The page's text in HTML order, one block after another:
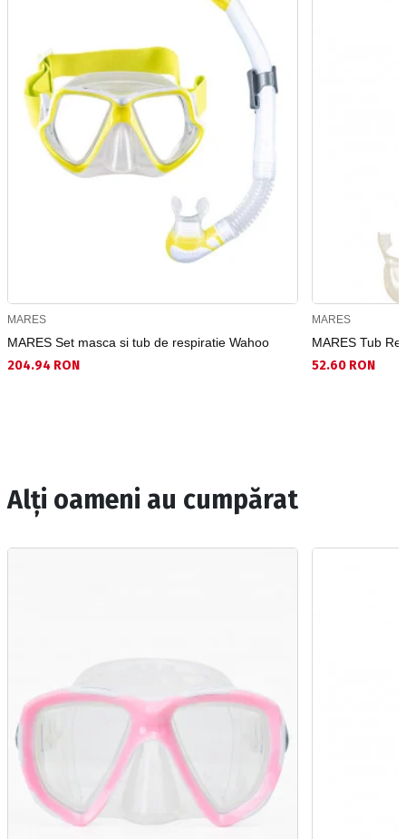
MARES
MARES Set masca si tub de respiratie Wahoo
204.94 RON
MARES
MARES Tub
52.60 RON
Alți oameni au cumpărat